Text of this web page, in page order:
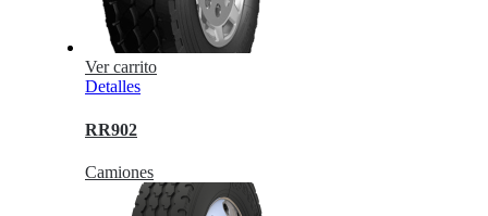
Ver carrito
Detalles
RR902
Camiones